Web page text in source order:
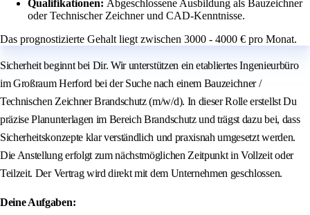
Qualifikationen: Abgeschlossene Ausbildung als Bauzeichner
oder Technischer Zeichner und CAD-Kenntnisse.
Das prognostizierte Gehalt liegt zwischen 3000 - 4000 € pro Monat.
Sicherheit beginnt bei Dir. Wir unterstützen ein etabliertes Ingenieurbüro
im Großraum Herford bei der Suche nach einem Bauzeichner /
Technischen Zeichner Brandschutz (m/w/d). In dieser Rolle erstellst Du
präzise Planunterlagen im Bereich Brandschutz und trägst dazu bei, dass
Sicherheitskonzepte klar verständlich und praxisnah umgesetzt werden.
Die Anstellung erfolgt zum nächstmöglichen Zeitpunkt in Vollzeit oder
Teilzeit. Der Vertrag wird direkt mit dem Unternehmen geschlossen.
Deine Aufgaben: